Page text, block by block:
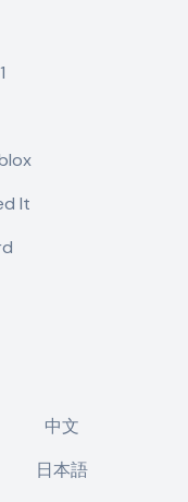
It
中文
日本語